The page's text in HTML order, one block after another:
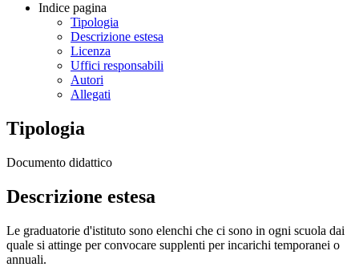
Indice pagina
Tipologia
Descrizione estesa
Licenza
Uffici responsabili
Autori
Allegati
Tipologia
Documento didattico
Descrizione estesa
Le graduatorie d'istituto sono elenchi che ci sono in ogni scuola dai
quale si attinge per convocare supplenti per incarichi temporanei o
annuali.